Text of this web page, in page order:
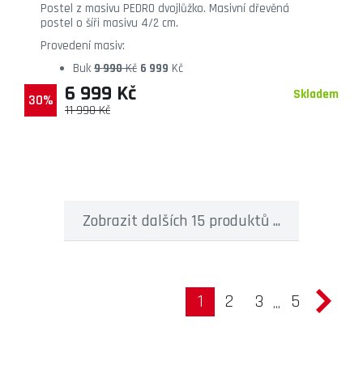
Postel z masivu PEDRO dvojlůžko. Masivní dřevěná
postel o šíři masivu 4/2 cm.
Provedení masiv:
Buk 9 990Kč 6 999 Kč
Skladem
30%
11 990 Kč
6 999 Kč
Zobrazit dalších 15 produktů ...
1 2 3 ... 5